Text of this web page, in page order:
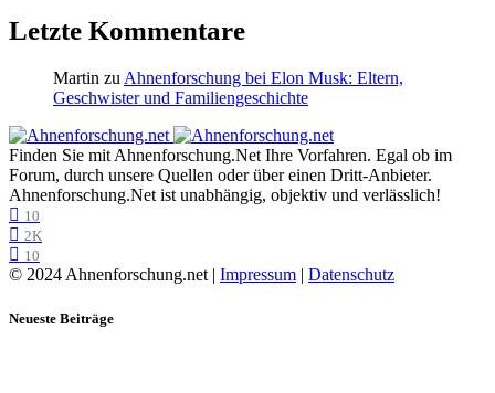
Letzte Kommentare
Martin zu Ahnenforschung bei Elon Musk: Eltern,
Geschwister und Familiengeschichte
Finden Sie mit Ahnenforschung.Net Ihre Vorfahren. Egal ob im
Forum, durch unsere Quellen oder über einen Dritt-Anbieter.
Ahnenforschung.Net ist unabhängig, objektiv und verlässlich!
10
2K
10
© 2024 Ahnenforschung.net | Impressum | Datenschutz
Neueste Beiträge